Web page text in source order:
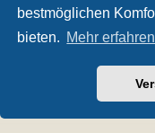
bestmöglichen
bieten. Mehr erfahren